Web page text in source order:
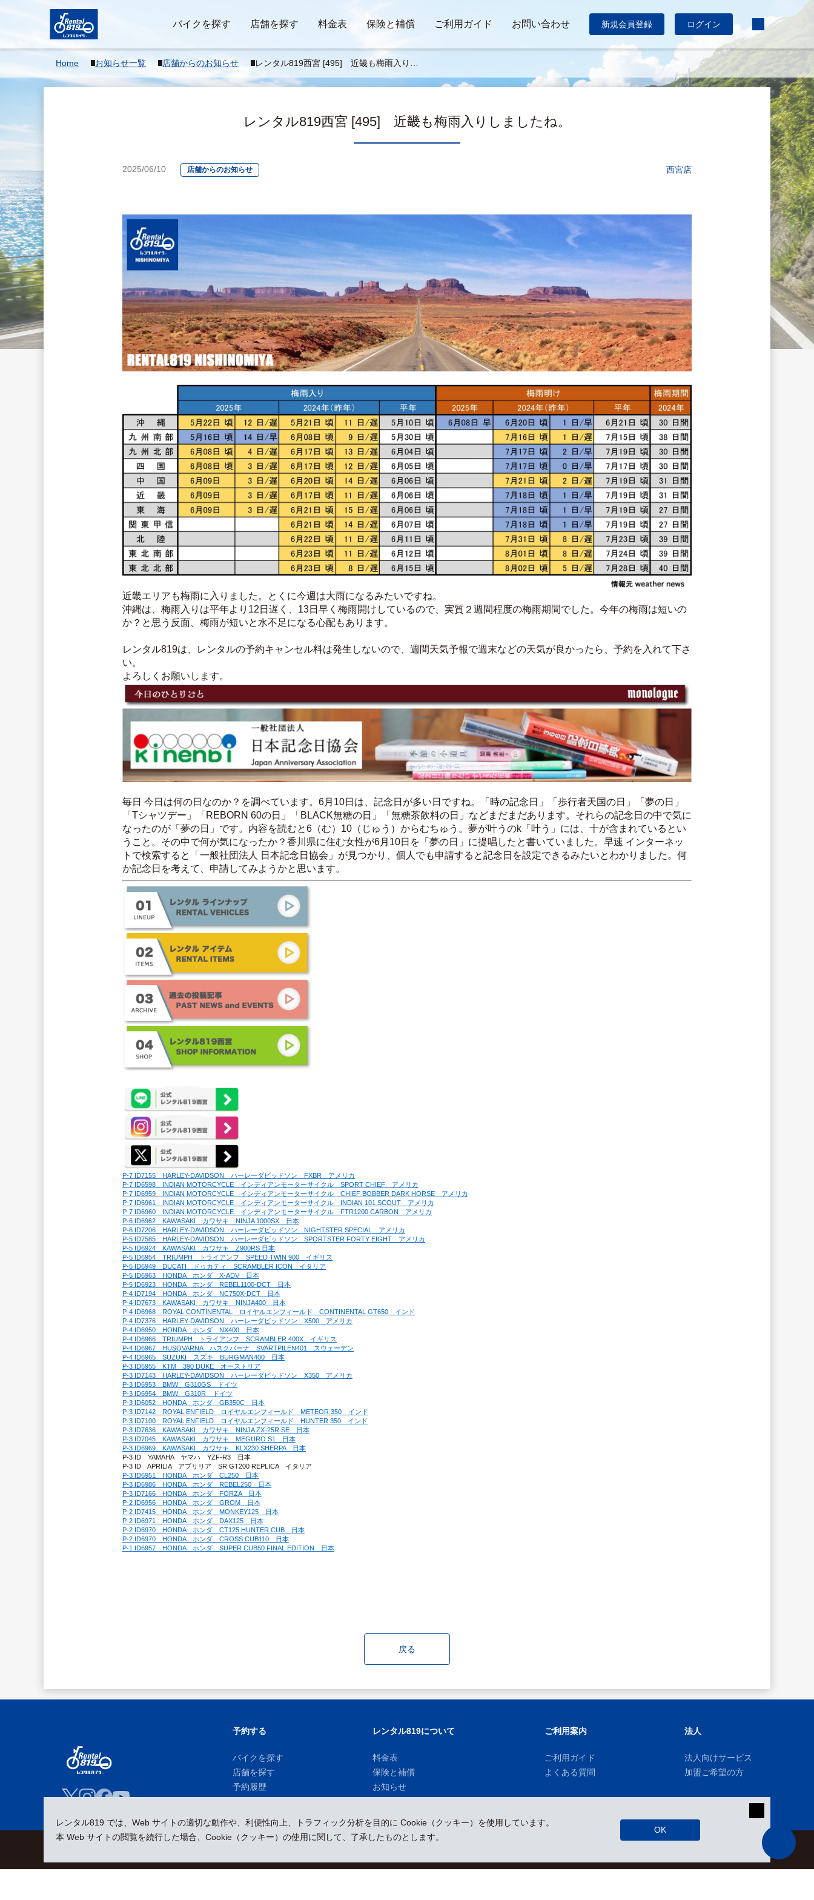
バイクを探す 店舗を探す 料金表 保険と補償 ご利用ガイド お問い合わせ 新規会員登録 ログイン
Home お知らせ一覧 店舗からのお知らせ
レンタル819西宮 [495] 近畿も梅雨入りし
ましたね。
レンタル819西宮 [495] 近畿も梅雨入りしましたね。
2025/06/10 店舗からのお知らせ 西宮店
近畿エリアも梅雨に入りました。とくに今週は大雨になるみたいですね。
沖縄は、梅雨入りは平年より12日遅く、13日早く梅雨開けしているので、実質２週間程度の梅雨期間でした。今年の梅雨は短いの
か？と思う反面、梅雨が短いと水不足になる心配もあります。
レンタル819は、レンタルの予約キャンセル料は発生しないので、週間天気予報で週末などの天気が良かったら、予約を入れて下さ
い。
よろしくお願いします。
毎日 今日は何の日なのか？を調べています。6月10日は、記念日が多い日ですね。「時の記念日」「歩行者天国の日」「夢の日」
「Tシャツデー」「REBORN 60の日」「BLACK無糖の日」「無糖茶飲料の日」などまだまだあります。それらの記念日の中で気に
なったのが「夢の日」です。内容を読むと6（む）10（じゅう）からむちゅう。夢が叶うのk「叶う」には、十が含まれているとい
うこと。その中で何が気になったか？香川県に住む女性が6月10日を「夢の日」に提唱したと書いていました。早速 インターネッ
トで検索すると「一般社団法人 日本記念日協会」が見つかり、個人でも申請すると記念日を設定できるみたいとわかりました。何
か記念日を考えて、申請してみようかと思います。
P-7 ID7155　HARLEY-DAVIDSON　ハーレーダビッドソン　FXBR　アメリカ
P-7 ID6598　INDIAN MOTORCYCLE　インディアンモーターサイクル　SPORT CHIEF　アメリカ
P-7 ID6959　INDIAN MOTORCYCLE　インディアンモーターサイクル　CHIEF BOBBER DARK HORSE　アメリカ
P-7 ID6961　INDIAN MOTORCYCLE　インディアンモーターサイクル　INDIAN 101 SCOUT　アメリカ
P-7 ID6960　INDIAN MOTORCYCLE　インディアンモーターサイクル　FTR1200 CARBON　アメリカ
P-6 ID6962　KAWASAKI　カワサキ　NINJA 1000SX　日本
P-6 ID7206　HARLEY-DAVIDSON　ハーレーダビッドソン　NIGHTSTER SPECIAL　アメリカ
P-5 ID7585　HARLEY-DAVIDSON　ハーレーダビッドソン　SPORTSTER FORTY EIGHT　アメリカ
P-5 ID6924　KAWASAKI　カワサキ　Z900RS 日本
P-5 ID6954　TRIUMPH　トライアンフ　SPEED TWIN 900　イギリス
P-5 ID6949　DUCATI　ドゥカティ　SCRAMBLER ICON　イタリア
P-5 ID6963　HONDA　ホンダ　X-ADV　日本
P-5 ID6923　HONDA　ホンダ　REBEL1100-DCT　日本
P-4 ID7194　HONDA　ホンダ　NC750X-DCT　日本
P-4 ID7673　KAWASAKI　カワサキ　NINJA400　日本
P-4 ID6968　ROYAL CONTINENTAL　ロイヤルエンフィールド　CONTINENTAL GT650　インド
P-4 ID7376　HARLEY-DAVIDSON　ハーレーダビッドソン　X500　アメリカ
P-4 ID6950　HONDA　ホンダ　NX400　日本
P-4 ID6966　TRIUMPH　トライアンフ　SCRAMBLER 400X　イギリス
P-4 ID6967　HUSQVARNA　ハスクバーナ　SVARTPILEN401　スウェーデン
P-4 ID6965　SUZUKI　スズキ　BURGMAN400　日本
P-3 ID6955　KTM　390 DUKE　オーストリア
P-3 ID7143　HARLEY-DAVIDSON　ハーレーダビッドソン　X350　アメリカ
P-3 ID6953　BMW　G310GS　ドイツ
P-3 ID6954　BMW　G310R　ドイツ
P-3 ID6052　HONDA　ホンダ　GB350C　日本
P-3 ID7142　ROYAL ENFIELD　ロイヤルエンフィールド　METEOR 350　インド
P-3 ID7100　ROYAL ENFIELD　ロイヤルエンフィールド　HUNTER 350　インド
P-3 ID7636　KAWASAKI　カワサキ　NINJA ZX-25R SE　日本
P-3 ID7045　KAWASAKI　カワサキ　MEGURO S1　日本
P-3 ID6969　KAWASAKI　カワサキ　KLX230 SHERPA　日本
P-3 ID　YAMAHA　ヤマハ　YZF-R3　日本
P-3 ID　APRILIA　アプリリア　SR GT200 REPLICA　イタリア
P-3 ID6951　HONDA　ホンダ　CL250　日本
P-3 ID6986　HONDA　ホンダ　REBEL250　日本
P-3 ID7166　HONDA　ホンダ　FORZA　日本
P-2 ID6956　HONDA　ホンダ　GROM　日本
P-2 ID7415　HONDA　ホンダ　MONKEY125　日本
P-2 ID6971　HONDA　ホンダ　DAX125　日本
P-2 ID6970　HONDA　ホンダ　CT125 HUNTER CUB　日本
P-2 ID6970　HONDA　ホンダ　CROSS CUB110　日本
P-1 ID6957　HONDA　ホンダ　SUPER CUB50 FINAL EDITION　日本
戻る
レンタル819 では、Web サイトの適切な動作や、利便性向上、トラフィック分析を目的に Cookie（クッキー）を使用しています。
本 Web サイトの閲覧を続行した場合、Cookie（クッキー）の使用に関して、了承したものとします。
OK
予約する
バイクを探す
店舗を探す
予約履歴
レンタル819について
料金表
保険と補償
お知らせ
ご利用案内
ご利用ガイド
よくある質問
法人
法人向けサービス
加盟ご希望の方